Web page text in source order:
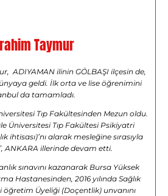
Taymur
ADIYAMAN ilinin GÖLBAŞI ilçesin de,
geldi. İlk orta ve lise öğrenimini
da tamamladı.
Tıp Fakültesinden Mezun oldu.
Üniversitesi Tıp Fakültesi Psikiyatri
ihtisası)’nı alarak mesleğine sırasıyla
ANKARA illerinde devam etti.
sınavını kazanarak Bursa Yüksek
Hastanesinden, 2016 yılında Sağlık
öğretim Üyeliği (Doçentlik) unvanını